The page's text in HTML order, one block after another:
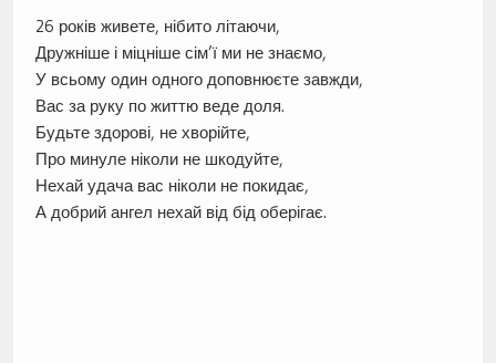
26 років живете, нібито літаючи,
Дружніше і міцніше сім’ї ми не знаємо,
У всьому один одного доповнюєте завжди,
Вас за руку по життю веде доля.
Будьте здорові, не хворійте,
Про минуле ніколи не шкодуйте,
Нехай удача вас ніколи не покидає,
А добрий ангел нехай від бід оберігає.